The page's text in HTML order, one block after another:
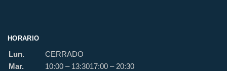
HORARIO
Lun.
CERRADO
Mar.
10:00 – 13:3017:00 – 20:30